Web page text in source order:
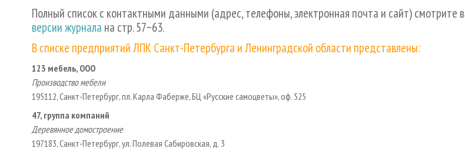
Полный список с контактными данными (адрес, телефоны, электронная почта и сайт) смотрите в
версии журнала на стр. 57−63.
В списке предприятий ЛПК Санкт-Петербурга и Ленинградской области представлены:
123 мебель, ООО
Производство мебели
195112, Санкт-Петербург, пл. Карла Фаберже, БЦ «Русские самоцветы», оф. 525
47, группа компаний
Деревянное домостроение
197183, Санкт-Петербург, ул. Полевая Сабировская, д. 3